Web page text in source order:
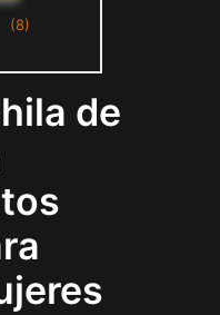
con
Zapato
(8)
de